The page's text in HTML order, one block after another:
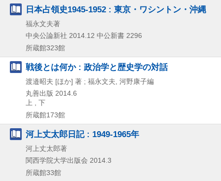
日本占領史1945-1952 : 東京・ワシントン・沖縄
福永文夫著
中央公論新社 2014.12 中公新書 2296
所蔵館323館
戦後とは何か : 政治学と歴史学の対話
渡邉昭夫 [ほか] 著 ; 福永文夫, 河野康子編
丸善出版 2014.6
上 , 下
所蔵館173館
河上丈太郎日記 : 1949-1965年
河上丈太郎著
関西学院大学出版会 2014.3
所蔵館33館